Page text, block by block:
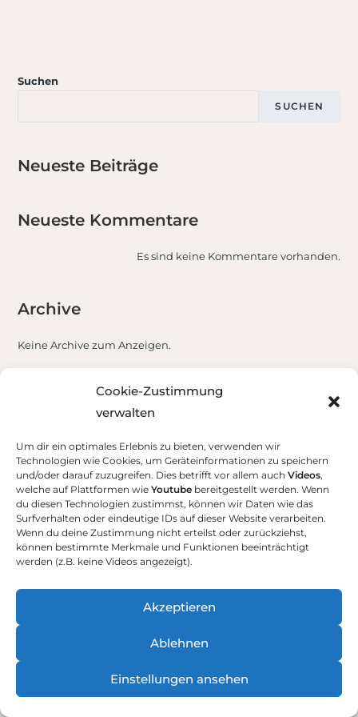
Cookie-Zustimmung
verwalten
Um dir ein optimales Erlebnis zu bieten, verwenden wir
Technologien wie Cookies, um Geräteinformationen zu speichern
und/oder darauf zuzugreifen. Dies betrifft vor allem auch Videos,
welche auf Plattformen wie Youtube bereitgestellt werden. Wenn
du diesen Technologien zustimmst, können wir Daten wie das
Surfverhalten oder eindeutige IDs auf dieser Website verarbeiten.
Wenn du deine Zustimmung nicht erteilst oder zurückziehst,
können bestimmte Merkmale und Funktionen beeinträchtigt
werden (z.B. keine Videos angezeigt).
Akzeptieren
Ablehnen
Einstellungen ansehen
Suchen
SUCHEN
Neueste Beiträge
Neueste Kommentare
Es sind keine Kommentare vorhanden.
Archive
Keine Archive zum Anzeigen.
Kategorien